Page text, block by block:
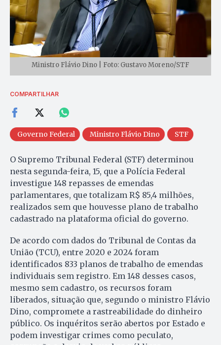
Ministro Flávio Dino | Foto: Gustavo Moreno/STF
COMPARTILHAR
Governo Federal Ministro Flávio Dino STF
O Supremo Tribunal Federal (STF) determinou
nesta segunda-feira, 15, que a Polícia Federal
investigue 148 repasses de emendas
parlamentares, que totalizam R$ 85,4 milhões,
realizados sem que houvesse plano de trabalho
cadastrado na plataforma oficial do governo.
De acordo com dados do Tribunal de Contas da
União (TCU), entre 2020 e 2024 foram
identificados 833 planos de trabalho de emendas
individuais sem registro. Em 148 desses casos,
mesmo sem cadastro, os recursos foram
liberados, situação que, segundo o ministro Flávio
Dino, compromete a rastreabilidade do dinheiro
público. Os inquéritos serão abertos por Estado e
podem investigar crimes como peculato,